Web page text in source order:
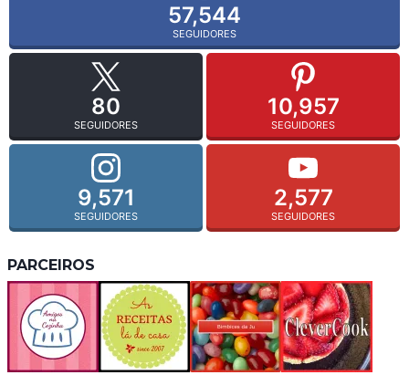
57,544
SEGUIDORES
80
SEGUIDORES
10,957
SEGUIDORES
9,571
SEGUIDORES
2,577
SEGUIDORES
PARCEIROS